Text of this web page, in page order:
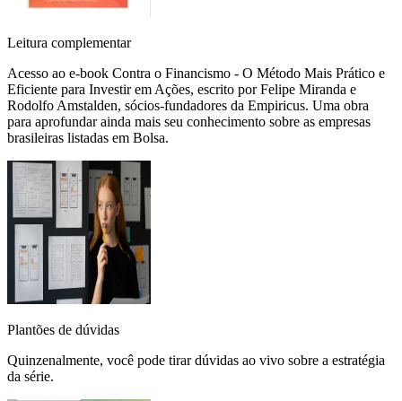
Leitura complementar
Acesso ao e-book Contra o Financismo - O Método Mais Prático e
Eficiente para Investir em Ações, escrito por Felipe Miranda e
Rodolfo Amstalden, sócios-fundadores da Empiricus. Uma obra
para aprofundar ainda mais seu conhecimento sobre as empresas
brasileiras listadas em Bolsa.
Plantões de dúvidas
Quinzenalmente, você pode tirar dúvidas ao vivo sobre a estratégia
da série.